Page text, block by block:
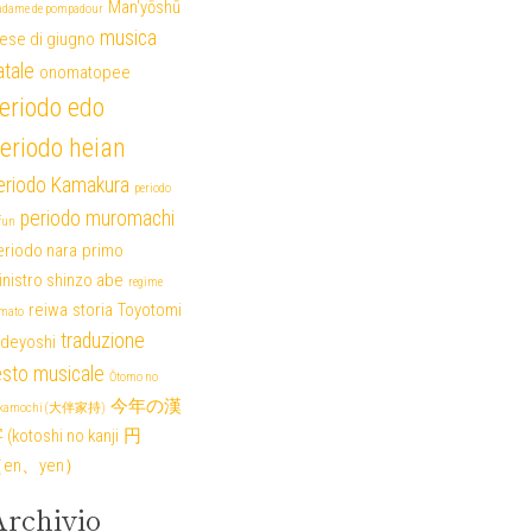
de pompadour Man'yōshū
di giugno musica
onomatopee
edo
heian
Kamakura periodo
periodo muromachi
nara primo
shinzo abe regime
reiwa storia Toyotomi
traduzione
musicale Ōtomo no
(大伴家持) 今年の漢
(kotoshi no kanji 円
en、yen）